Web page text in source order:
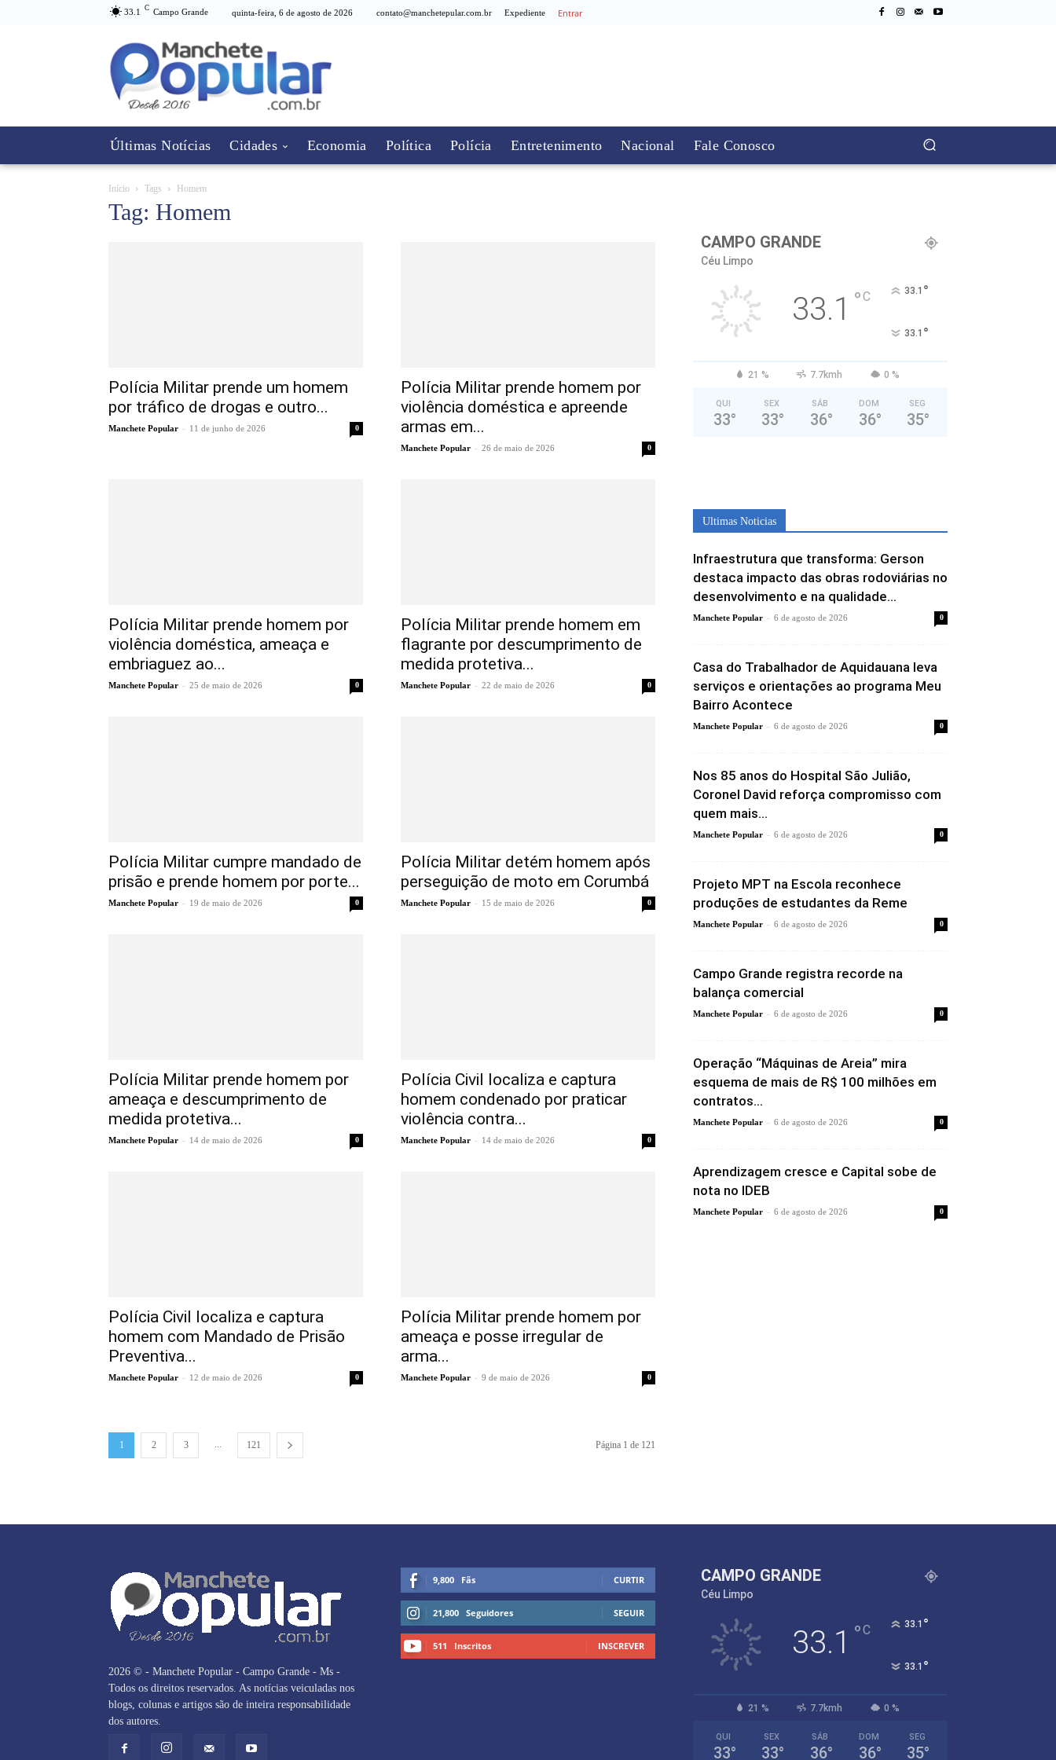
33.1 C Campo Grande quinta-feira, 6 de agosto de 2026 contato@manchetepular.com.br Expediente Entrar
Últimas Notícias Cidades Economia Política Polícia Entretenimento Nacional Fale Conosco
Início Tags Homem
Tag: Homem
Polícia Militar prende um homem
por tráfico de drogas e outro...
Manchete Popular - 11 de junho de 2026 0
Polícia Militar prende homem por
violência doméstica e apreende
armas em...
Manchete Popular - 26 de maio de 2026 0
Polícia Militar prende homem por
violência doméstica, ameaça e
embriaguez ao...
Manchete Popular - 25 de maio de 2026 0
Polícia Militar prende homem em
flagrante por descumprimento de
medida protetiva...
Manchete Popular - 22 de maio de 2026 0
Polícia Militar cumpre mandado de
prisão e prende homem por porte...
Manchete Popular - 19 de maio de 2026 0
Polícia Militar detém homem após
perseguição de moto em Corumbá
Manchete Popular - 15 de maio de 2026 0
Polícia Militar prende homem por
ameaça e descumprimento de
medida protetiva...
Manchete Popular - 14 de maio de 2026 0
Polícia Civil localiza e captura
homem condenado por praticar
violência contra...
Manchete Popular - 14 de maio de 2026 0
Polícia Civil localiza e captura
homem com Mandado de Prisão
Preventiva...
Manchete Popular - 12 de maio de 2026 0
Polícia Militar prende homem por
ameaça e posse irregular de
arma...
Manchete Popular - 9 de maio de 2026 0
1 2 3 121 Página 1 de 121
CAMPO GRANDE
Céu Limpo
33.1 °C 33.1 °
33.1 °
21 % 7.7kmh 0 %
QUI
33°
SEX
33°
SÁB
36°
DOM
36°
SEG
35°
Ultimas Noticias
Infraestrutura que transforma: Gerson
destaca impacto das obras rodoviárias no
desenvolvimento e na qualidade...
Manchete Popular - 6 de agosto de 2026 0
Casa do Trabalhador de Aquidauana leva
serviços e orientações ao programa Meu
Bairro Acontece
Manchete Popular - 6 de agosto de 2026 0
Nos 85 anos do Hospital São Julião,
Coronel David reforça compromisso com
quem mais...
Manchete Popular - 6 de agosto de 2026 0
Projeto MPT na Escola reconhece
produções de estudantes da Reme
Manchete Popular - 6 de agosto de 2026 0
Campo Grande registra recorde na
balança comercial
Manchete Popular - 6 de agosto de 2026 0
Operação “Máquinas de Areia” mira
esquema de mais de R$ 100 milhões em
contratos...
Manchete Popular - 6 de agosto de 2026 0
Aprendizagem cresce e Capital sobe de
nota no IDEB
Manchete Popular - 6 de agosto de 2026 0
2026 © - Manchete Popular - Campo Grande - Ms -
Todos os direitos reservados. As notícias veiculadas nos
blogs, colunas e artigos são de inteira responsabilidade
dos autores.
9,800 Fãs CURTIR
21,800 Seguidores SEGUIR
511 Inscritos INSCREVER
CAMPO GRANDE
Céu Limpo
33.1 °C 33.1 °
33.1 °
21 % 7.7kmh 0 %
QUI
33°
SEX
33°
SÁB
36°
DOM
36°
SEG
35°